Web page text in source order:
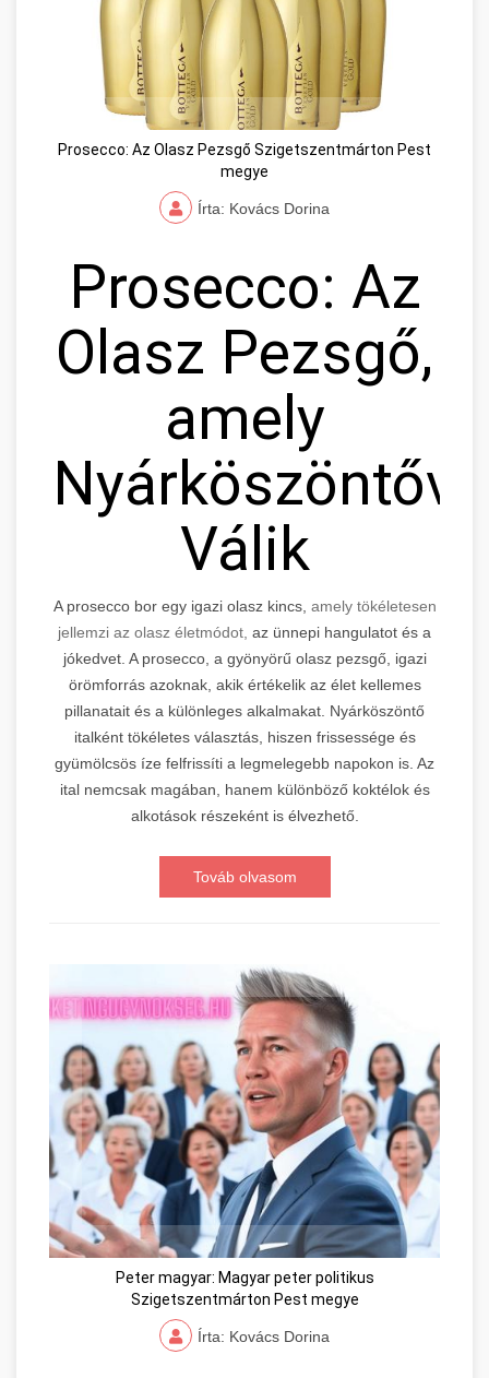
Prosecco: Az Olasz Pezsgő Szigetszentmárton Pest
megye
Írta: Kovács Dorina
Prosecco: Az
Olasz Pezsgő,
amely
Nyárköszöntővé
Válik
A prosecco bor egy igazi olasz kincs, amely tökéletesen
jellemzi az olasz életmódot, az ünnepi hangulatot és a
jókedvet. A prosecco, a gyönyörű olasz pezsgő, igazi
örömforrás azoknak, akik értékelik az élet kellemes
pillanatait és a különleges alkalmakat. Nyárköszöntő
italként tökéletes választás, hiszen frissessége és
gyümölcsös íze felfrissíti a legmelegebb napokon is. Az
ital nemcsak magában, hanem különböző koktélok és
alkotások részeként is élvezhető.
Továb olvasom
Peter magyar: Magyar peter politikus
Szigetszentmárton Pest megye
Írta: Kovács Dorina